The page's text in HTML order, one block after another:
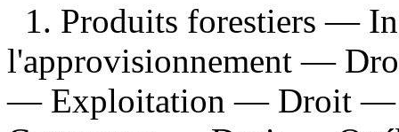
1. Produits forestiers —
l'approvisionnement —
— Exploitation — Droit —